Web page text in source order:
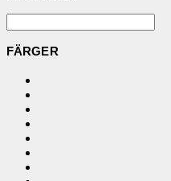
FÄRGER